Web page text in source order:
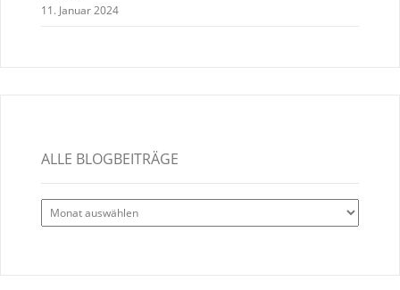
11. Januar 2024
ALLE BLOGBEITRÄGE
Alle
Blogbeiträge